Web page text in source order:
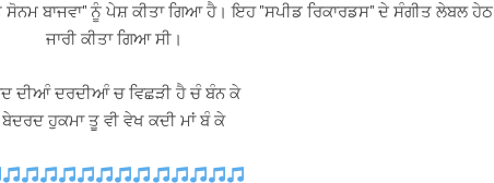
ਬਾਜਵਾ" ਨੂੰ ਪੇਸ਼ ਕੀਤਾ ਗਿਆ ਹੈ। ਇਹ "ਸਪੀਡ ਰਿਕਾਰਡਸ" ਦੇ ਸੰਗੀਤ ਲੇਬਲ ਹੇਠ
ਜਾਰੀ ਕੀਤਾ ਗਿਆ ਸੀ।
ਦੀਆੰ ਦਰਦੀਆੰ ਚ ਵਿਛੜੀ ਹੈ ਚੰ ਬੰਨ ਕੇ
ਬੇਦਰਦ ਹੁਕਮਾ ਤੂ ਵੀ ਵੇਖ ਕਦੀ ਮਾਂ ਬੰ ਕੇ